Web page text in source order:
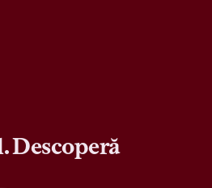
Descoperă